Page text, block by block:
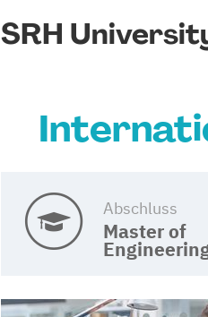
SRH
Abschluss
Master of